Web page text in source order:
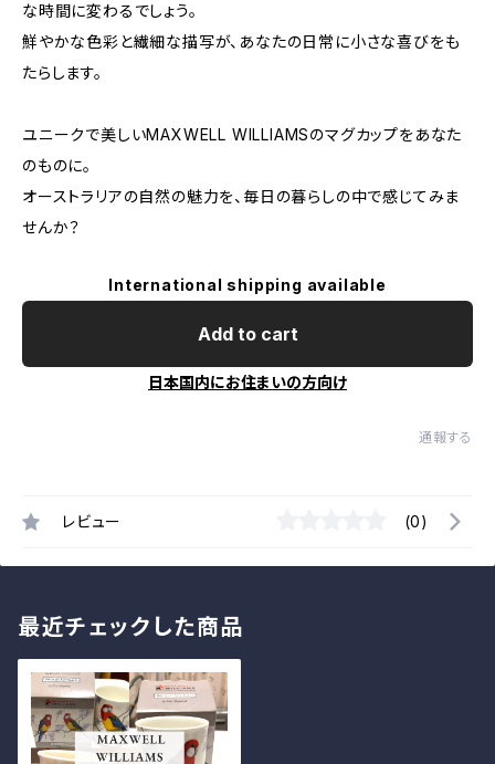
な時間に変わるでしょう。
鮮やかな色彩と繊細な描写が、あなたの日常に小さな喜びをも
たらします。
ユニークで美しいMAXWELL WILLIAMSのマグカップをあなた
のものに。
オーストラリアの自然の魅力を、毎日の暮らしの中で感じてみま
せんか？
International shipping available
Add to cart
日本国内にお住まいの方向け
通報する
レビュー (0)
最近チェックした商品